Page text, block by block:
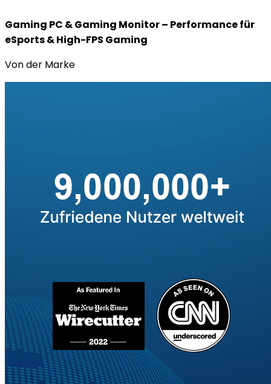
Gaming PC & Gaming Monitor – Performance für
eSports & High-FPS Gaming
Von der Marke